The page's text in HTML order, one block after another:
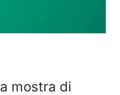
mostra di